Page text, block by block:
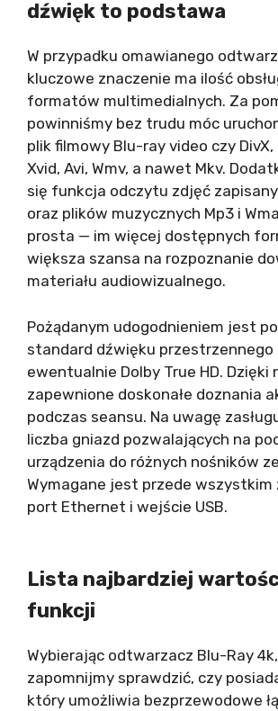
dźwięk to podstawa
W przypadku omawianego
kluczowe znaczenie ma ilość
formatów multimedialnych. Za
powinniśmy bez trudu móc
plik filmowy Blu-ray video czy
Xvid, Avi, Wmv, a nawet Mkv.
się funkcja odczytu zdjęć
oraz plików muzycznych Mp3 i
prosta — im więcej dostępnych
większa szansa na rozpoznanie
materiału audiowizualnego.
Pożądanym udogodnieniem jest
standard dźwięku przestrzennego
ewentualnie Dolby True HD. Dzięki
zapewnione doskonałe doznania
podczas seansu. Na uwagę
liczba gniazd pozwalających na
urządzenia do różnych nośników
Wymagane jest przede wszystkim
port Ethernet i wejście USB.
Lista najbardziej
funkcji
Wybierając odtwarzacz Blu-Ray
zapomnijmy sprawdzić, czy
który umożliwia bezprzewodowe